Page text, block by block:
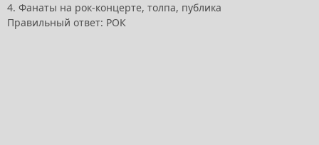
4. Фанаты на рок-концерте, толпа, публика
Правильный ответ: РОК